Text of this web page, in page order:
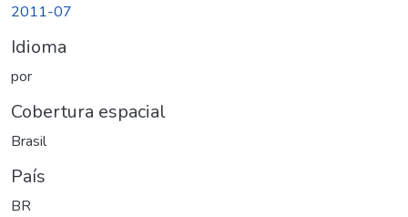
2011-07
Idioma
por
Cobertura espacial
Brasil
País
BR